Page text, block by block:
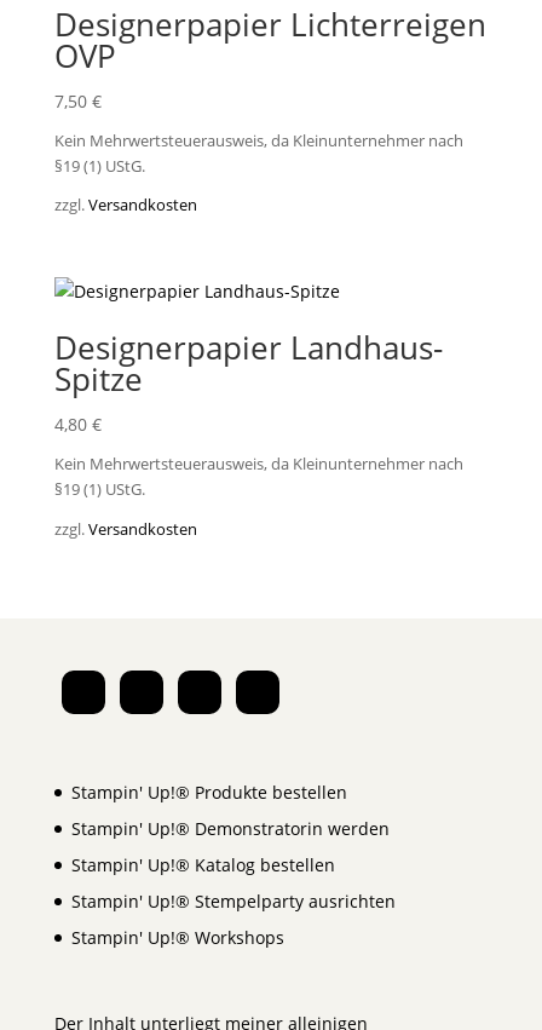
Designerpapier Lichterreigen
OVP
7,50 €
Kein Mehrwertsteuerausweis, da Kleinunternehmer nach
§19 (1) UStG.
zzgl.Versandkosten
Designerpapier Landhaus-
Spitze
4,80 €
Kein Mehrwertsteuerausweis, da Kleinunternehmer nach
§19 (1) UStG.
zzgl.Versandkosten
Stampin' Up!® Produkte bestellen
Stampin' Up!® Demonstratorin werden
Stampin' Up!® Katalog bestellen
Stampin' Up!® Stempelparty ausrichten
Stampin' Up!® Workshops
Der Inhalt unterliegt meiner alleinigen